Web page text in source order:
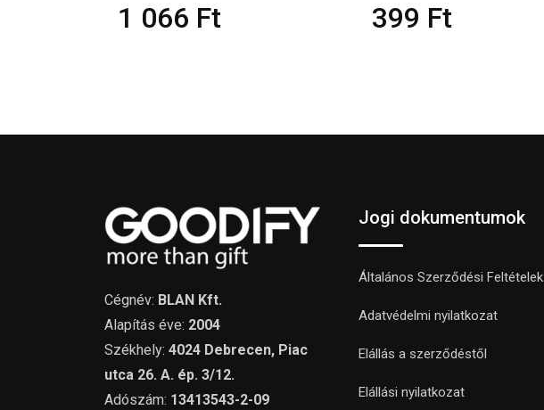
1 066 Ft 399 Ft
Cégnév: BLAN Kft.
Alapítás éve: 2004
Székhely: 4024 Debrecen, Piac
utca 26. A. ép. 3/12.
Adószám: 13413543-2-09
Jogi dokumentumok
Általános Szerződési Feltételek
Adatvédelmi nyilatkozat
Elállás a szerződéstől
Elállási nyilatkozat